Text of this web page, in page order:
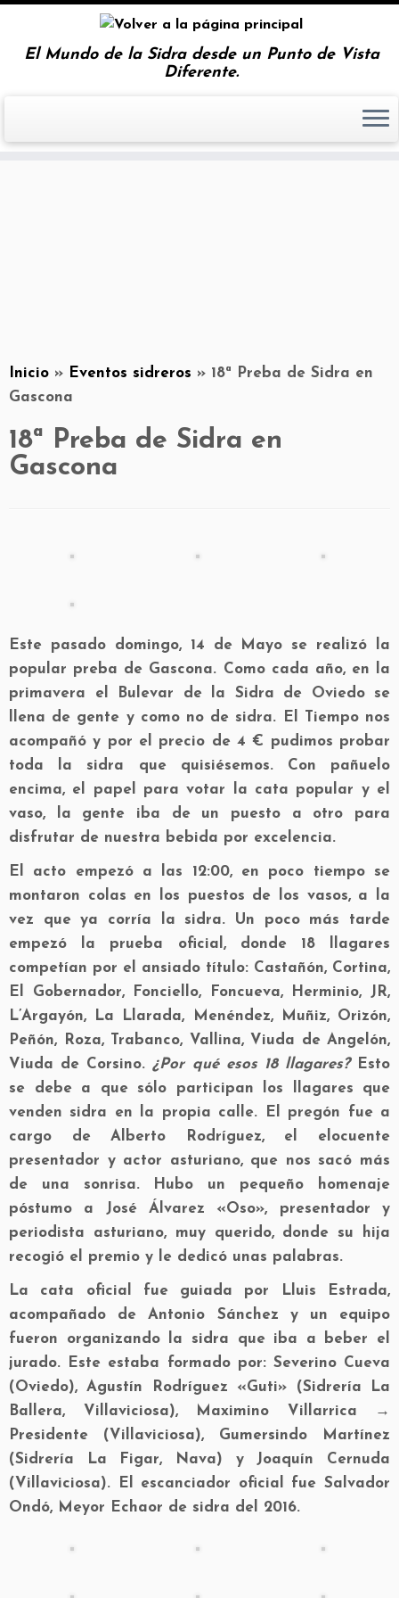
El Mundo de la Sidra desde un Punto de Vista
Diferente.
Inicio » Eventos sidreros » 18ª Preba de Sidra en
Gascona
18ª Preba de Sidra en
Gascona
Este pasado domingo, 14 de Mayo se realizó la
popular preba de Gascona. Como cada año, en la
primavera el Bulevar de la Sidra de Oviedo se
llena de gente y como no de sidra. El Tiempo nos
acompañó y por el precio de 4 € pudimos probar
toda la sidra que quisiésemos. Con pañuelo
encima, el papel para votar la cata popular y el
vaso, la gente iba de un puesto a otro para
disfrutar de nuestra bebida por excelencia.
El acto empezó a las 12:00, en poco tiempo se
montaron colas en los puestos de los vasos, a la
vez que ya corría la sidra. Un poco más tarde
empezó la prueba oficial, donde 18 llagares
competían por el ansiado título: Castañón, Cortina,
El Gobernador, Fonciello, Foncueva, Herminio, JR,
L’Argayón, La Llarada, Menéndez, Muñiz, Orizón,
Peñón, Roza, Trabanco, Vallina, Viuda de Angelón,
Viuda de Corsino.¿Por qué esos 18 llagares?Esto
se debe a que sólo participan los llagares que
venden sidra en la propia calle. El pregón fue a
cargo de Alberto Rodríguez, el elocuente
presentador y actor asturiano, que nos sacó más
de una sonrisa. Hubo un pequeño homenaje
póstumo a José Álvarez «Oso», presentador y
periodista asturiano, muy querido, donde su hija
recogió el premio y le dedicó unas palabras.
La cata oficial fue guiada por Lluis Estrada,
acompañado de Antonio Sánchez y un equipo
fueron organizando la sidra que iba a beber el
jurado. Este estaba formado por: Severino Cueva
(Oviedo), Agustín Rodríguez «Guti» (Sidrería La
Ballera, Villaviciosa), Maximino Villarrica →
Presidente (Villaviciosa), Gumersindo Martínez
(Sidrería La Figar, Nava) y Joaquín Cernuda
(Villaviciosa). El escanciador oficial fue Salvador
Ondó, Meyor Echaor de sidra del 2016.